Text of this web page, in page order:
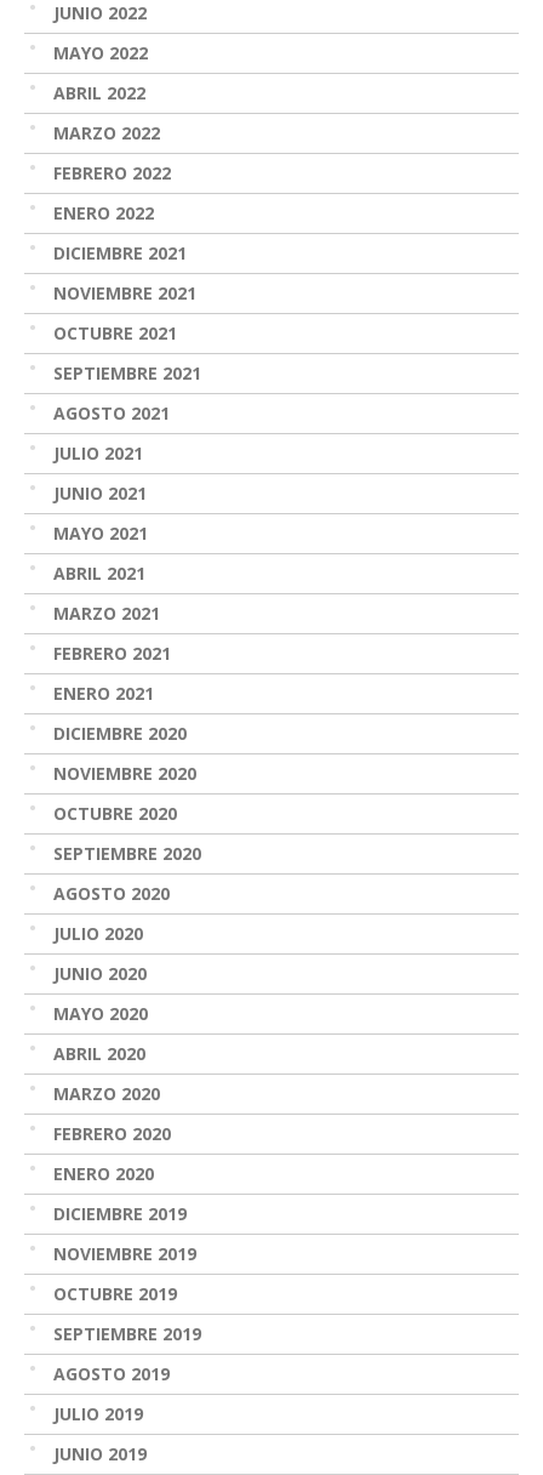
JUNIO 2022
MAYO 2022
ABRIL 2022
MARZO 2022
FEBRERO 2022
ENERO 2022
DICIEMBRE 2021
NOVIEMBRE 2021
OCTUBRE 2021
SEPTIEMBRE 2021
AGOSTO 2021
JULIO 2021
JUNIO 2021
MAYO 2021
ABRIL 2021
MARZO 2021
FEBRERO 2021
ENERO 2021
DICIEMBRE 2020
NOVIEMBRE 2020
OCTUBRE 2020
SEPTIEMBRE 2020
AGOSTO 2020
JULIO 2020
JUNIO 2020
MAYO 2020
ABRIL 2020
MARZO 2020
FEBRERO 2020
ENERO 2020
DICIEMBRE 2019
NOVIEMBRE 2019
OCTUBRE 2019
SEPTIEMBRE 2019
AGOSTO 2019
JULIO 2019
JUNIO 2019